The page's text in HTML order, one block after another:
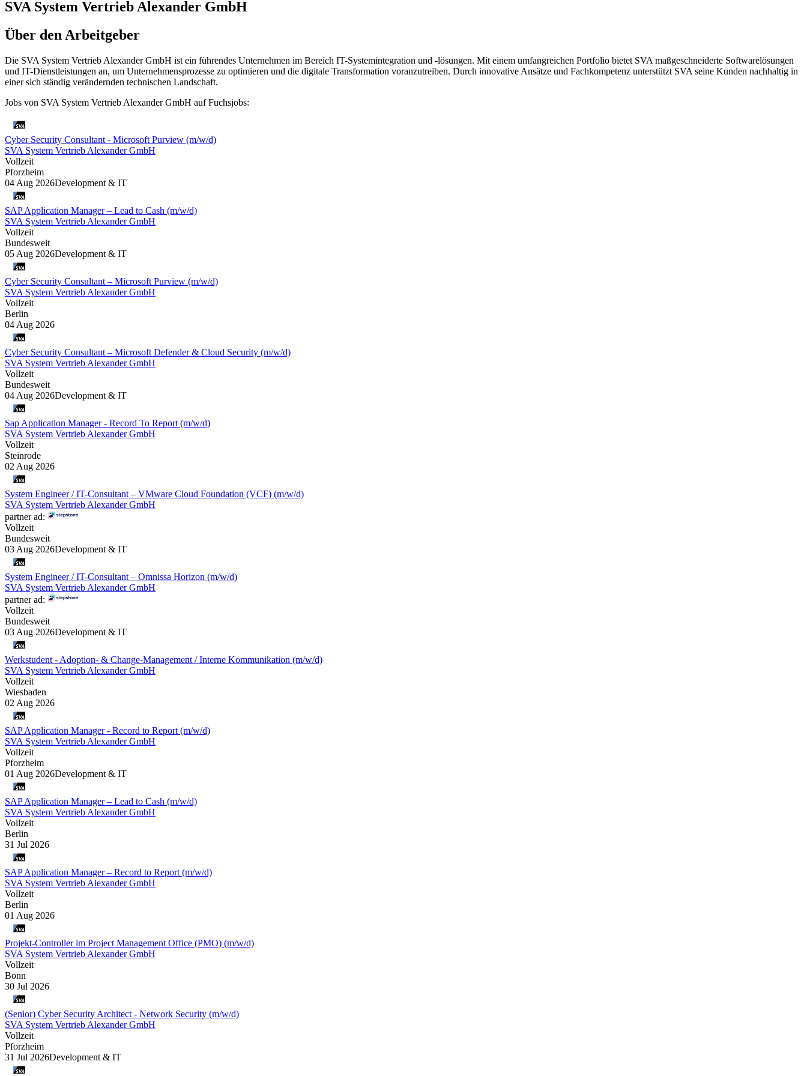
SVA System Vertrieb Alexander GmbH
Über den Arbeitgeber
Die SVA System Vertrieb Alexander GmbH ist ein führendes Unternehmen im Bereich IT-Systemintegration und -lösungen. Mit einem umfangreichen Portfolio bietet SVA maßgeschneiderte Softwarelösungen
und IT-Dienstleistungen an, um Unternehmensprozesse zu optimieren und die digitale Transformation voranzutreiben. Durch innovative Ansätze und Fachkompetenz unterstützt SVA seine Kunden nachhaltig in
einer sich ständig verändernden technischen Landschaft.
Jobs von SVA System Vertrieb Alexander GmbH auf Fuchsjobs:
Cyber Security Consultant - Microsoft Purview (m/w/d)
SVA System Vertrieb Alexander GmbH
Vollzeit
Pforzheim
04 Aug 2026Development & IT
SAP Application Manager – Lead to Cash (m/w/d)
SVA System Vertrieb Alexander GmbH
Vollzeit
Bundesweit
05 Aug 2026Development & IT
Cyber Security Consultant – Microsoft Purview (m/w/d)
SVA System Vertrieb Alexander GmbH
Vollzeit
Berlin
04 Aug 2026
Cyber Security Consultant – Microsoft Defender & Cloud Security (m/w/d)
SVA System Vertrieb Alexander GmbH
Vollzeit
Bundesweit
04 Aug 2026Development & IT
Sap Application Manager - Record To Report (m/w/d)
SVA System Vertrieb Alexander GmbH
Vollzeit
Steinrode
02 Aug 2026
System Engineer / IT-Consultant – VMware Cloud Foundation (VCF) (m/w/d)
SVA System Vertrieb Alexander GmbH
partner ad:
Vollzeit
Bundesweit
03 Aug 2026Development & IT
System Engineer / IT-Consultant – Omnissa Horizon (m/w/d)
SVA System Vertrieb Alexander GmbH
partner ad:
Vollzeit
Bundesweit
03 Aug 2026Development & IT
Werkstudent - Adoption- & Change-Management / Interne Kommunikation (m/w/d)
SVA System Vertrieb Alexander GmbH
Vollzeit
Wiesbaden
02 Aug 2026
SAP Application Manager - Record to Report (m/w/d)
SVA System Vertrieb Alexander GmbH
Vollzeit
Pforzheim
01 Aug 2026Development & IT
SAP Application Manager – Lead to Cash (m/w/d)
SVA System Vertrieb Alexander GmbH
Vollzeit
Berlin
31 Jul 2026
SAP Application Manager – Record to Report (m/w/d)
SVA System Vertrieb Alexander GmbH
Vollzeit
Berlin
01 Aug 2026
Projekt-Controller im Project Management Office (PMO) (m/w/d)
SVA System Vertrieb Alexander GmbH
Vollzeit
Bonn
30 Jul 2026
(Senior) Cyber Security Architect - Network Security (m/w/d)
SVA System Vertrieb Alexander GmbH
Vollzeit
Pforzheim
31 Jul 2026Development & IT